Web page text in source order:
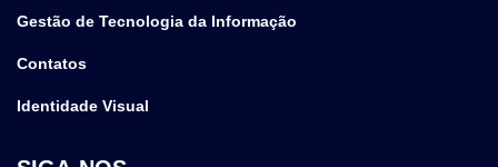
Gestão de Tecnologia da Informação
Contatos
Identidade Visual